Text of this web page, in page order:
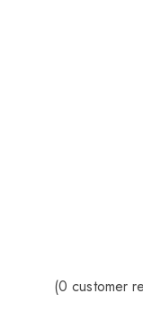
(0 customer